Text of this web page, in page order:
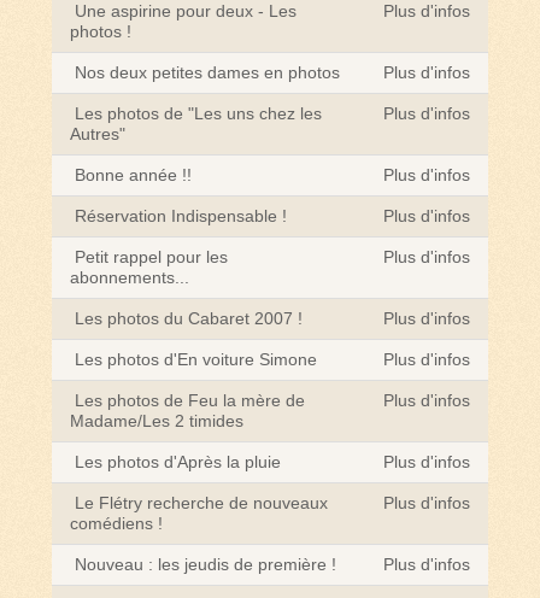
Une aspirine pour deux - Les
photos !
Plus d'infos
Nos deux petites dames en photos Plus d'infos
Les photos de "Les uns chez les
Autres"
Plus d'infos
Bonne année !! Plus d'infos
Réservation Indispensable ! Plus d'infos
Petit rappel pour les
abonnements...
Plus d'infos
Les photos du Cabaret 2007 ! Plus d'infos
Les photos d'En voiture Simone Plus d'infos
Les photos de Feu la mère de
Madame/Les 2 timides
Plus d'infos
Les photos d'Après la pluie Plus d'infos
Le Flétry recherche de nouveaux
comédiens !
Plus d'infos
Nouveau : les jeudis de première ! Plus d'infos